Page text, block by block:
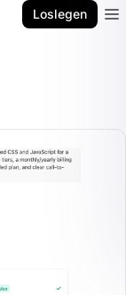
Loslegen